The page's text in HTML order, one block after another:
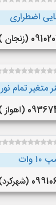
اضطراری
(زنجان )
متغیر تمام نور
(اهواز )
وات
(شهرکرد)